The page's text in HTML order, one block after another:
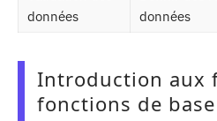
données
données
Introduction aux
fonctions de base